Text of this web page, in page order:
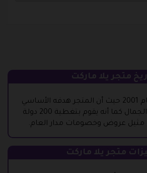
متجر يلا ماركت
بدأت الفكرة في عام 2001 حيث أن المتجر هدفه الأساسي
العناية بالصحة والجمال كما أنه يقوم بتغطية 200 دولة
مثيل عروض وخصومات مدار العام.
متجر يلا ماركت